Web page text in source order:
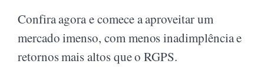
Confira agora e comece a aproveitar um
mercado imenso, com menos inadimplência e
retornos mais altos que o RGPS.